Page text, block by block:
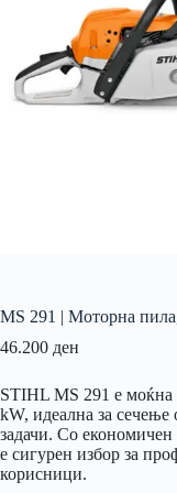
MS 291 | Моторна
46.200 ден
STIHL MS 291 е моќна
kW, идеална за сечење
задачи. Со економичен
е сигурен избор за
корисници.